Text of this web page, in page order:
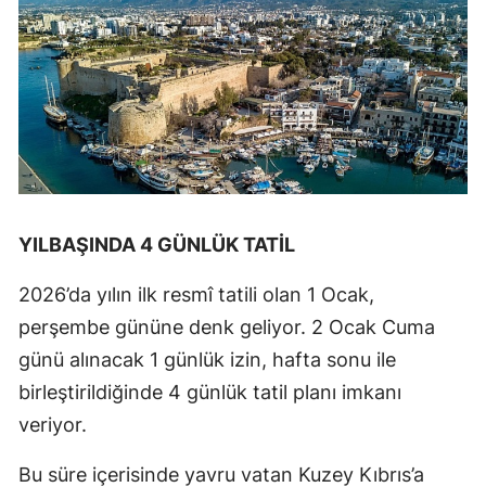
YILBAŞINDA 4 GÜNLÜK TATİL
2026’da yılın ilk resmî tatili olan 1 Ocak,
perşembe gününe denk geliyor. 2 Ocak Cuma
günü alınacak 1 günlük izin, hafta sonu ile
birleştirildiğinde 4 günlük tatil planı imkanı
veriyor.
Bu süre içerisinde yavru vatan Kuzey Kıbrıs’a